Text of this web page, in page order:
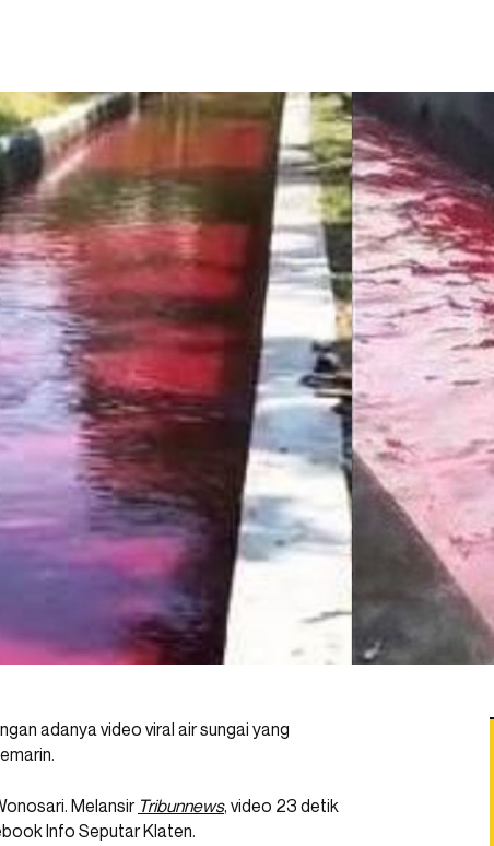
adanya video viral air sungai yang
Melansir Tribunnews, video 23 detik
Info Seputar Klaten.